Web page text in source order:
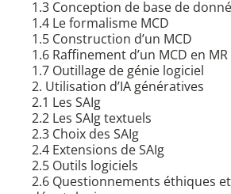
1.3 Conception de base de
1.4 Le formalisme MCD
1.5 Construction d’un MCD
1.6 Raffinement d’un MCD en MR
1.7 Outillage de génie logiciel
2. Utilisation d’IA génératives
2.1 Les SAIg
2.2 Les SAIg textuels
2.3 Choix des SAIg
2.4 Extensions de SAIg
2.5 Outils logiciels
2.6 Questionnements éthiques et